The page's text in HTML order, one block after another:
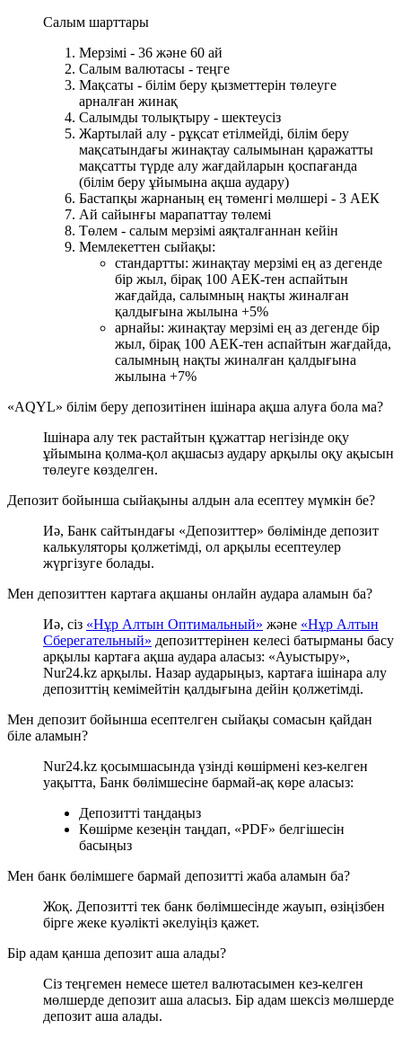
Салым шарттары
Мерзімі - 36 және 60 ай
Салым валютасы - теңге
Мақсаты - білім беру қызметтерін төлеуге
арналған жинақ
Салымды толықтыру - шектеусіз
Жартылай алу - рұқсат етілмейді, білім беру
мақсатындағы жинақтау салымынан қаражатты
мақсатты түрде алу жағдайларын қоспағанда
(білім беру ұйымына ақша аудару)
Бастапқы жарнаның ең төменгі мөлшері - 3 АЕК
Ай сайынғы марапаттау төлемі
Төлем - салым мерзімі аяқталғаннан кейін
Мемлекеттен сыйақы:
стандартты: жинақтау мерзімі ең аз дегенде
бір жыл, бірақ 100 АЕК-тен аспайтын
жағдайда, салымның нақты жиналған
қалдығына жылына +5%
арнайы: жинақтау мерзімі ең аз дегенде бір
жыл, бірақ 100 АЕК-тен аспайтын жағдайда,
салымның нақты жиналған қалдығына
жылына +7%
«AQYL» білім беру депозитінен ішінара ақша алуға бола ма?
Ішінара алу тек растайтын құжаттар негізінде оқу
ұйымына қолма-қол ақшасыз аудару арқылы оқу ақысын
төлеуге көзделген.
Депозит бойынша сыйақыны алдын ала есептеу мүмкін бе?
Иә, Банк сайтындағы «Депозиттер» бөлімінде депозит
калькуляторы қолжетімді, ол арқылы есептеулер
жүргізуге болады.
Мен депозиттен картаға ақшаны онлайн аудара аламын ба?
Иә, сіз «Нұр Алтын Оптимальный» және «Нұр Алтын
Сберегательный» депозиттерінен келесі батырманы басу
арқылы картаға ақша аудара аласыз: «Ауыстыру»,
Nur24.kz арқылы. Назар аударыңыз, картаға ішінара алу
депозиттің кемімейтін қалдығына дейін қолжетімді.
Мен депозит бойынша есептелген сыйақы сомасын қайдан
біле аламын?
Nur24.kz қосымшасында үзінді көшірмені кез-келген
уақытта, Банк бөлімшесіне бармай-ақ көре аласыз:
Депозитті таңдаңыз
Көшірме кезеңін таңдап, «PDF» белгішесін
басыңыз
Мен банк бөлімшеге бармай депозитті жаба аламын ба?
Жоқ. Депозитті тек банк бөлімшесінде жауып, өзіңізбен
бірге жеке куәлікті әкелуіңіз қажет.
Бір адам қанша депозит аша алады?
Сіз теңгемен немесе шетел валютасымен кез-келген
мөлшерде депозит аша аласыз. Бір адам шексіз мөлшерде
депозит аша алады.